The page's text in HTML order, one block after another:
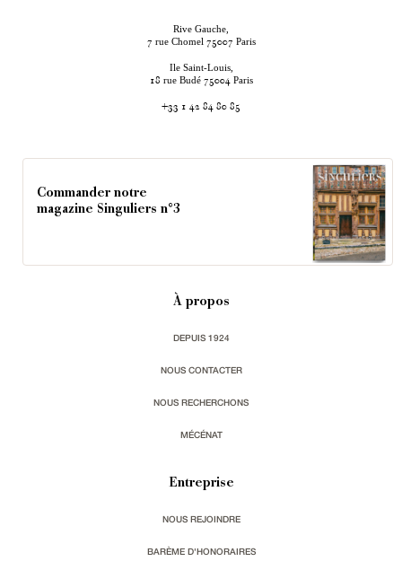
Rive Gauche,
7 rue Chomel 75007 Paris
Ile Saint-Louis,
18 rue Budé 75004 Paris
+33 1 42 84 80 85
Commander notre
magazine Singuliers n°3
À propos
DEPUIS 1924
NOUS CONTACTER
NOUS RECHERCHONS
MÉCÉNAT
Entreprise
NOUS REJOINDRE
BARÈME D'HONORAIRES